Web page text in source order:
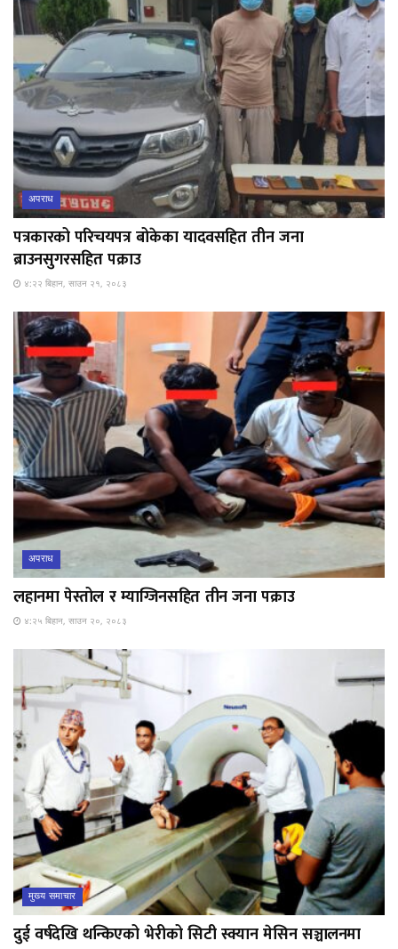
अपराध
पत्रकारको परिचयपत्र बोकेका यादवसहित तीन जना
ब्राउनसुगरसहित पक्राउ
४:२२ बिहान, साउन २१, २०८३
अपराध
लहानमा पेस्तोल र म्याग्जिनसहित तीन जना पक्राउ
४:२५ बिहान, साउन २०, २०८३
मुख्य समाचार
दुई वर्षदेखि थन्किएको भेरीको सिटी स्क्यान मेसिन सञ्चालनमा